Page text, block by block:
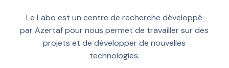
Le Labo est un centre de recherche développé
par Azertaf pour nous permet de travailler sur des
projets et de développer de nouvelles
technologies.